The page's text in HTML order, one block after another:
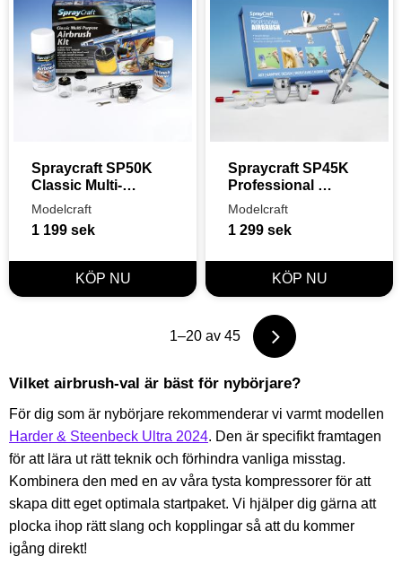
Spraycraft SP50K
Classic Multi-
Purpose Airbrush
Modelcraft
1 199 sek
Spraycraft SP45K
Professional
Airbrush
Modelcraft
1 299 sek
1–20av 45
Vilket airbrush-val är bäst för nybörjare?
För dig som är nybörjare rekommenderar vi varmt modellen
Harder & Steenbeck Ultra 2024. Den är specifikt framtagen
för att lära ut rätt teknik och förhindra vanliga misstag.
Kombinera den med en av våra tysta kompressorer för att
skapa ditt eget optimala startpaket. Vi hjälper dig gärna att
plocka ihop rätt slang och kopplingar så att du kommer
igång direkt!